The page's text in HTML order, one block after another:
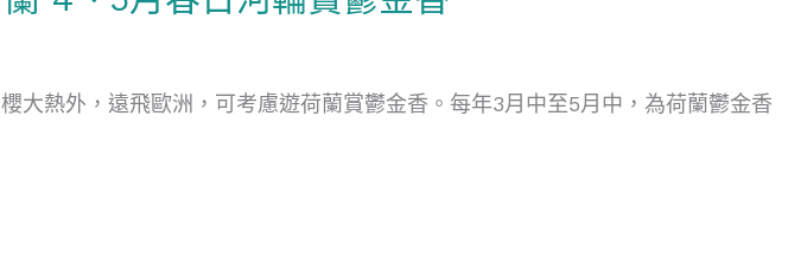
大熱外，遠飛歐洲，可考慮遊荷蘭賞鬱金香。每年3月中至5月中，為荷蘭鬱金香